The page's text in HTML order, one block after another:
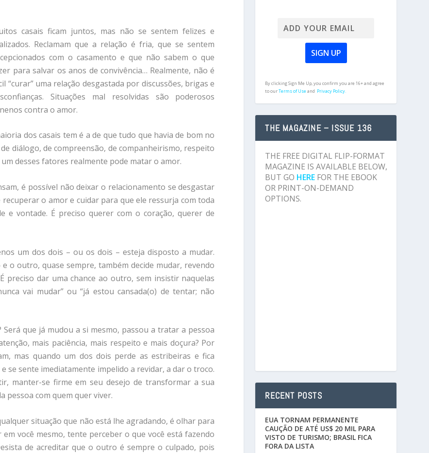
casais ficam juntos, mas não se sentem felizes e
Reclamam que a relação é fria, que se sentem
com o casamento e que não sabem o que
para salvar os anos de convivência… Realmente, não é
“curar” uma relação desgastada por discussões, brigas e
Situações mal resolvidas são poderosos
contra o amor.
dos casais tem é a de que tudo que havia de bom no
diálogo, de compreensão, de companheirismo, respeito
desses fatores realmente pode matar o amor.
é possível não deixar o relacionamento se desgastar
o amor e cuidar para que ele ressurja com toda
e vontade. É preciso querer com o coração, querer de
um dos dois – ou os dois – esteja disposto a mudar.
o outro, quase sempre, também decide mudar, revendo
preciso dar uma chance ao outro, sem insistir naquelas
vai mudar” ou “já estou cansada(o) de tentar; não
que já mudou a si mesmo, passou a tratar a pessoa
mais paciência, mais respeito e mais doçura? Por
mas quando um dos dois perde as estribeiras e fica
se sente imediatamente impelido a revidar, a dar o troco.
manter-se firme em seu desejo de transformar a sua
pessoa com quem quer viver.
situação que não está lhe agradando, é olhar para
você mesmo, tente perceber o que você está fazendo
de acreditar que o outro é sempre o culpado, pois
By clicking Sign Me Up, you confirm you are 16+ and agree
to ourTerms of Useand Privacy Policy.
THE MAGAZINE – ISSUE 136
THE FREE DIGITAL FLIP-FORMAT
MAGAZINE IS AVAILABLE BELOW,
BUT GO HERE FOR THE EBOOK
OR PRINT-ON-DEMAND
OPTIONS.
RECENT POSTS
EUA TORNAM PERMANENTE
CAUÇÃO DE ATÉ US$ 20 MIL PARA
VISTO DE TURISMO; BRASIL FICA
FORA DA LISTA